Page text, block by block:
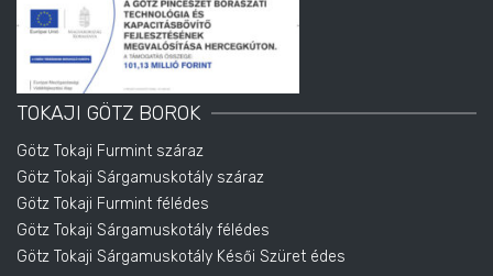
TOKAJI GÖTZ BOROK
Götz Tokaji Furmint száraz
Götz Tokaji Sárgamuskotály száraz
Götz Tokaji Furmint félédes
Götz Tokaji Sárgamuskotály félédes
Götz Tokaji Sárgamuskotály Késői Szüret édes